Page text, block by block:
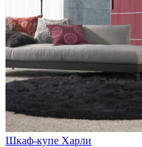
Шкаф-купе Харли